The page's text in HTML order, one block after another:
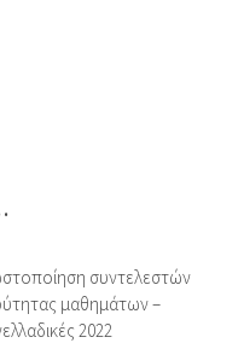
συντελεστών
μαθημάτων –
2022